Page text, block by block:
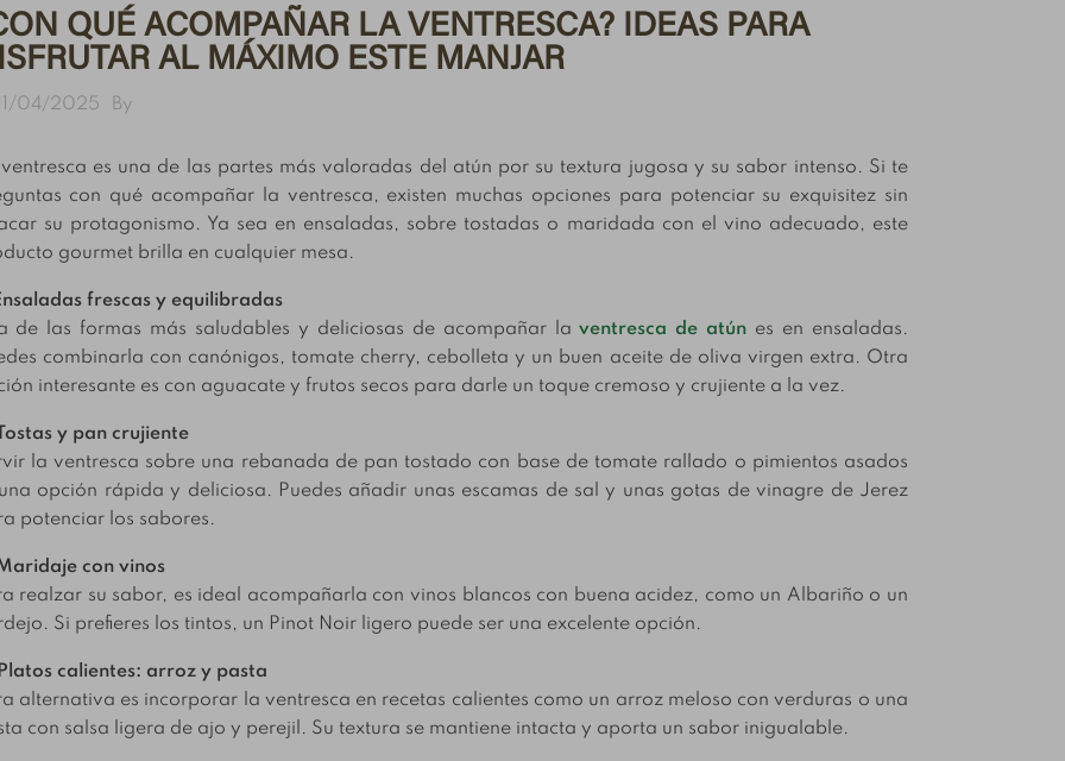
QUÉ ACOMPAÑAR LA VENTRESCA? IDEAS PARA
AL MÁXIMO ESTE MANJAR
11/04/2025 By
es una de las partes más valoradas del atún por su textura jugosa y su sabor intenso. Si te
con qué acompañar la ventresca, existen muchas opciones para potenciar su exquisitez sin
su protagonismo. Ya sea en ensaladas, sobre tostadas o maridada con el vino adecuado, este
gourmet brilla en cualquier mesa.
frescas y equilibradas
de las formas más saludables y deliciosas de acompañar laventresca de atún es en ensaladas.
combinarla con canónigos, tomate cherry, cebolleta y un buen aceite de oliva virgen extra. Otra
interesante es con aguacate y frutos secos para darle un toque cremoso y crujiente a la vez.
y pan crujiente
la ventresca sobre una rebanada de pan tostado con base de tomate rallado o pimientos asados
opción rápida y deliciosa. Puedes añadir unas escamas de sal y unas gotas de vinagre de Jerez
potenciar los sabores.
con vinos
realzar su sabor, es ideal acompañarla con vinos blancos con buena acidez, como un Albariño o un
Si prefieres los tintos, un Pinot Noir ligero puede ser una excelente opción.
calientes: arroz y pasta
alternativa es incorporar la ventresca en recetas calientes como un arroz meloso con verduras o una
con salsa ligera de ajo y perejil. Su textura se mantiene intacta y aporta un sabor inigualable.